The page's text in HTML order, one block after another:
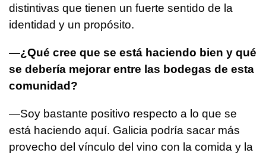
distintivas que tienen un fuerte sentido de la
identidad y un propósito.
—¿Qué cree que se está haciendo bien y qué
se debería mejorar entre las bodegas de esta
comunidad?
—Soy bastante positivo respecto a lo que se
está haciendo aquí. Galicia podría sacar más
provecho del vínculo del vino con la comida y la